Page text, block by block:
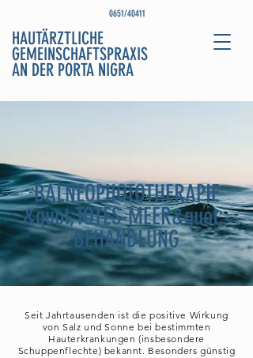
0651/40411
HAUTÄRZTLICHE
GEMEINSCHAFTSPRAXIS
AN DER PORTA NIGRA
BALNEOPHOTOTHERAPIE
&quot;TOTES-MEER&quot;-
BEHANDLUNG
Seit Jahrtausenden ist die positive Wirkung
von Salz und Sonne bei bestimmten
Hauterkrankungen (insbesondere
Schuppenflechte) bekannt. Besonders günstig